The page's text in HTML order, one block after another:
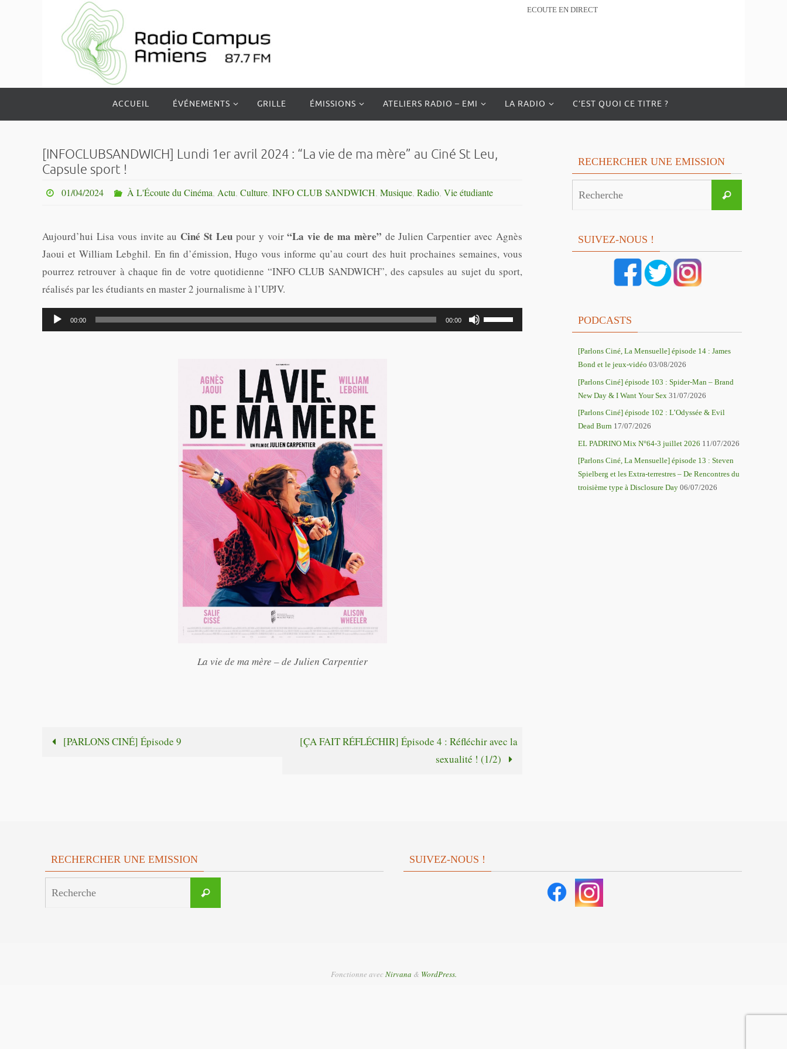
ECOUTE EN DIRECT
le
ACCUEIL ÉVÉNEMENTS GRILLE ÉMISSIONS ATELIERS RADIO – EMI LA RADIO C’EST QUOI CE TITRE ?
[INFOCLUBSANDWICH] Lundi 1er avril 2024 : “La vie de ma mère” au Ciné St Leu,
Capsule sport !
01/04/2024 À L'Écoute du Cinéma, Actu, Culture, INFO CLUB SANDWICH, Musique, Radio, Vie étudiante
Aujourd’hui Lisa vous invite au Ciné St Leupour y voir“La vie de ma mère” de Julien Carpentier avec Agnès
Jaoui et William Lebghil. En fin d’émission, Hugo vous informe qu’au court des huit prochaines semaines, vous
pourrez retrouver à chaque fin de votre quotidienne “INFO CLUB SANDWICH”, des capsules au sujet du sport,
réalisés par les étudiants en master 2 journalisme à l’UPJV.
Lecteur
audio
00:00 00:00
Utilisez
les
La vie de ma mère – de Julien Carpentier
[PARLONS CINÉ] Épisode 9
[ÇA FAIT RÉFLÉCHIR] Épisode 4 : Réfléchir avec la
sexualité ! (1/2)
RECHERCHER UNE EMISSION
Recherche
SUIVEZ-NOUS !
PODCASTS
[Parlons Ciné, La Mensuelle] épisode 14 : James
Bond et le jeux-vidéo 03/08/2026
[Parlons Ciné] épisode 103 : Spider-Man – Brand
New Day & I Want Your Sex 31/07/2026
[Parlons Ciné] épisode 102 : L’Odyssée & Evil
Dead Burn 17/07/2026
EL PADRINO Mix N°64-3 juillet 2026 11/07/2026
[Parlons Ciné, La Mensuelle] épisode 13 : Steven
Spielberg et les Extra-terrestres – De Rencontres du
troisième type à Disclosure Day 06/07/2026
RECHERCHER UNE EMISSION
Recherche
SUIVEZ-NOUS !
Fonctionne avec Nirvana & WordPress.